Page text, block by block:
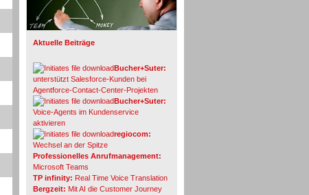
Aktuelle Beiträge
Bucher+Suter:
unterstützt Salesforce-Kunden bei
Agentforce-Contact-Center-Projekten
Bucher+Suter:
Voice-Agents im Kundenservice
aktivieren
regiocom:
Wechsel an der Spitze
Professionelles Anrufmanagement:
Microsoft Teams
TP infinity: Real Time Voice Translation
Bergzeit: Mit AI die Customer Journey